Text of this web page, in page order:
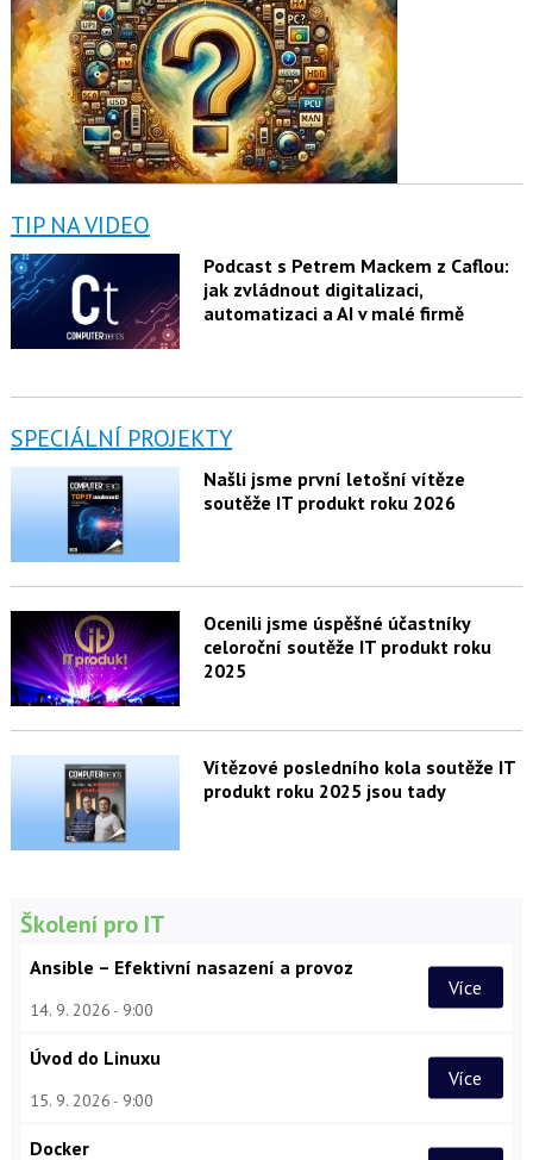
TIP NA VIDEO
Podcast s Petrem Mackem z Caflou:
jak zvládnout digitalizaci,
automatizaci a AI v malé firmě
SPECIÁLNÍ PROJEKTY
Našli jsme první letošní vítěze
soutěže IT produkt roku 2026
Ocenili jsme úspěšné účastníky
celoroční soutěže IT produkt roku
2025
Vítězové posledního kola soutěže IT
produkt roku 2025 jsou tady
Školení pro IT
Ansible – Efektivní nasazení a provoz
14. 9. 2026 9:00
Více
Úvod do Linuxu
15. 9. 2026 9:00
Více
Docker